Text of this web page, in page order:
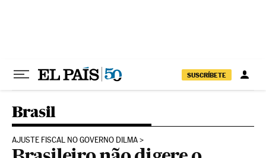
SUSCRÍBETE
Brasil
AJUSTE FISCAL NO GOVERNO DILMA